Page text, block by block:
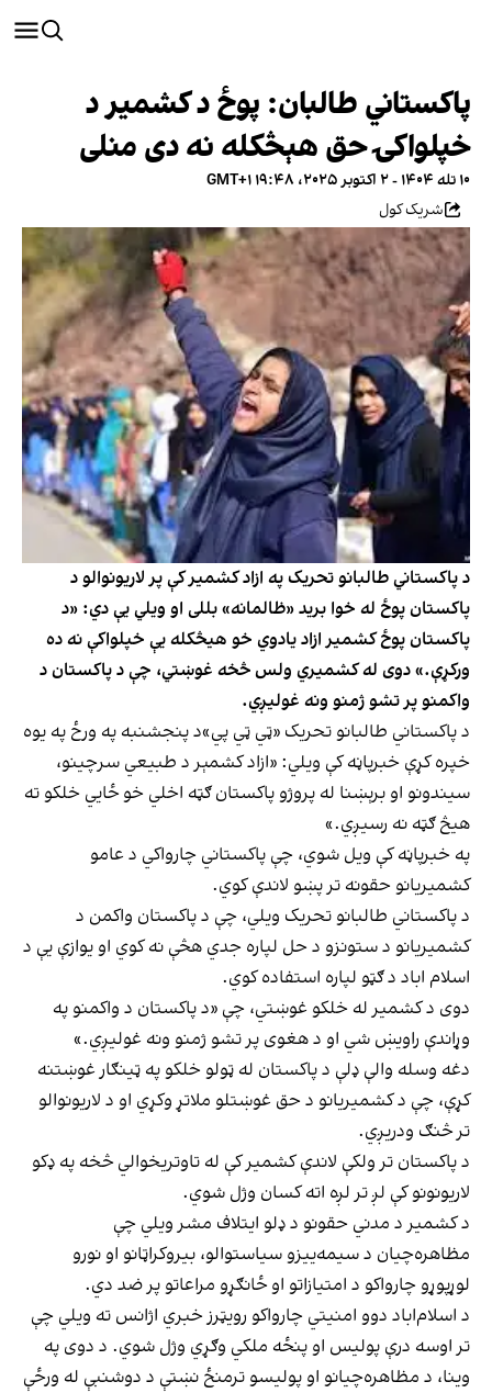
پاکستاني طالبان: پوځ د کشمیر د
خپلواکۍ حق هېڅکله نه دی منلی
۱۰ تله ۱۴۰۴ - ۲ اکتوبر ۲۰۲۵، ۱۹:۴۸ GMT+۱
شریک کول
د پاکستاني طالبانو تحریک په ازاد کشمير کې پر لاریونوالو د
پاکستان پوځ له خوا برید «ظالمانه» بللی او ویلي یې دي: «د
پاکستان پوځ کشمیر ازاد یادوي خو هیڅکله یې خپلواکې نه ده
ورکړې.» دوی له کشميري ولس څخه غوښتي، چې د پاکستان د
واکمنو پر تشو ژمنو ونه غولیږي.
د پاکستاني طالبانو تحریک «ټي ټي پي»د پنجشنبه په ورځ په یوه
خپره کړې خبرپاڼه کې ویلي: «ازاد کشمېر د طبیعي سرچینو،
سیندونو او برېښنا له پروژو پاکستان ګټه اخلي خو ځايي خلکو ته
هیڅ ګټه نه رسيږي.»
په خبرپاڼه کې ویل شوي، چې پاکستاني چارواکي د عامو
کشمیریانو حقونه تر پښو لاندې کوي.
د پاکستاني طالبانو تحریک ویلي، چې د پاکستان واکمن د
کشمیریانو د ستونزو د حل لپاره جدي هڅې نه کوي او یوازې یې د
اسلام اباد د ګټو لپاره استفاده کوي.
دوی د کشمیر له خلکو غوښتي، چې «د پاکستان د واکمنو په
وړاندې راويښ شي او د هغوی پر تشو ژمنو ونه غوليږي.»
دغه وسله والې ډلې د پاکستان له ټولو خلکو په ټينګار غوښتنه
کړې، چې د کشمیریانو د حق غوښتلو ملاتړ وکړي او د لاریونوالو
تر څنګ ودریږي.
د پاکستان تر ولکې لاندې کشمیر کې له تاوتریخوالي څخه په ډکو
لاریونونو کې لږ تر لږه اته کسان وژل شوي.
د کشمیر د مدني حقونو د ډلو ایتلاف مشر ویلي چې
مظاهره‌چیان د سیمه‌ییزو سیاستوالو، بیروکراټانو او نورو
لوړپوړو چارواکو د امتیازاتو او ځانګړو مراعاتو پر ضد دي.
د اسلام‌اباد دوو امنیتي چارواکو رویټرز خبري اژانس ته ویلي چې
تر اوسه درې پولیس او پنځه ملکي وګړي وژل شوي. د دوی په
وینا، د مظاهره‌چیانو او پولیسو ترمنځ نښتې د دوشنبې له ورځې